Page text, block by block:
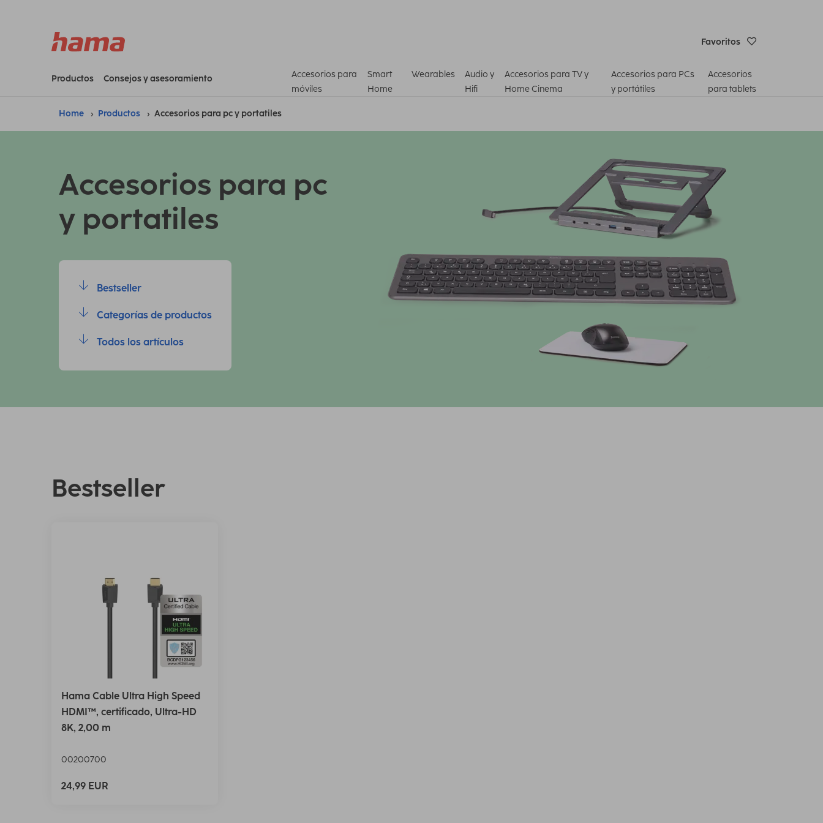
Favoritos
Productos Consejos y asesoramiento
Accesorios para
móviles
Smart
Home
Wearables
Audio y
Hifi
Accesorios para TV y
Home Cinema
Accesorios para PCs
y portátiles
Accesorios
para tablets
Home Productos Accesorios para pc y portatiles
Accesorios para pc
y portatiles
Bestseller
Categorías de productos
Todos los artículos
Bestseller
Hama Cable Ultra High Speed
HDMI™, certificado, Ultra-HD
8K, 2,00 m
00200700
24,99 EUR